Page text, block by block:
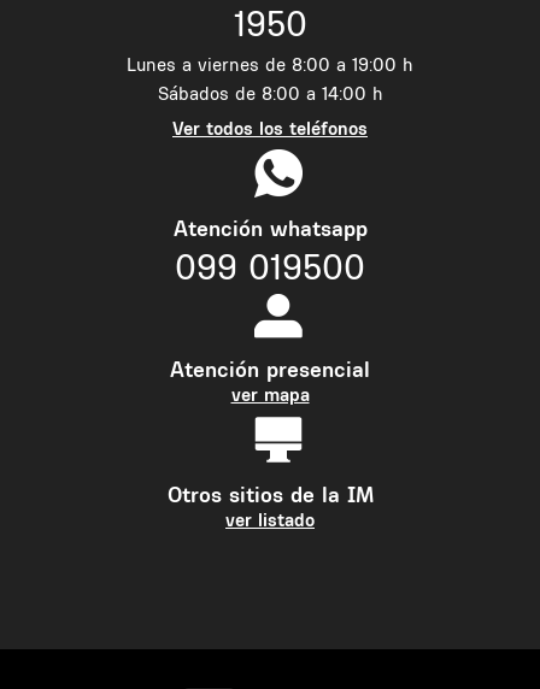
1950
Lunes a viernes de 8:00 a 19:00 h
Sábados de 8:00 a 14:00 h
Ver todos los teléfonos
Atención whatsapp
099 019500
Atención presencial
ver mapa
Otros sitios de la IM
ver listado